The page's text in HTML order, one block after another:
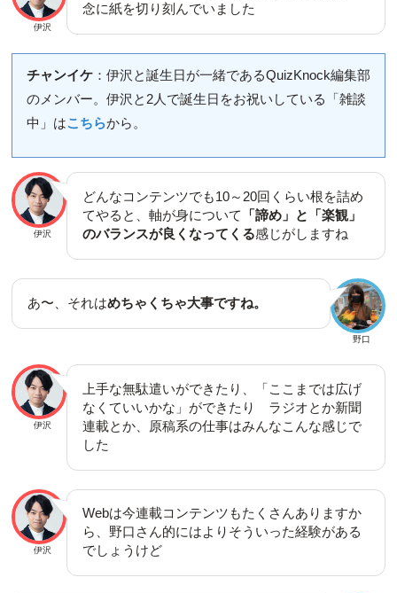
伊沢
念に紙を切り刻んでいました
チャンイケ：伊沢と誕生日が一緒であるQuizKnock編集部
のメンバー。伊沢と2人で誕生日をお祝いしている「雑談
中」はこちらから。
伊沢
どんなコンテンツでも10～20回くらい根を詰め
てやると、軸が身について
「諦め」と「楽観」
のバランスが良くなってくる感じがしますね
野口
あ〜、それはめちゃくちゃ大事ですね。
伊沢
上手な無駄遣いができたり、「ここまでは広げ
なくていいかな」ができたり ラジオとか新聞
連載とか、原稿系の仕事はみんなこんな感じで
した
伊沢
Webは今連載コンテンツもたくさんありますか
ら、野口さん的にはよりそういった経験がある
でしょうけど